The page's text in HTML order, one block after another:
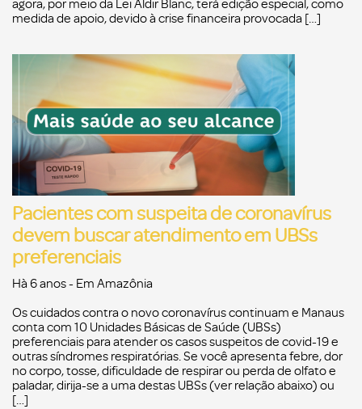
agora, por meio da Lei Aldir Blanc, terá edição especial, como
medida de apoio, devido à crise financeira provocada […]
Pacientes com suspeita de coronavírus
devem buscar atendimento em UBSs
preferenciais
Hà 6 anos- Em Amazônia
Os cuidados contra o novo coronavírus continuam e Manaus
conta com 10 Unidades Básicas de Saúde (UBSs)
preferenciais para atender os casos suspeitos de covid-19 e
outras síndromes respiratórias. Se você apresenta febre, dor
no corpo, tosse, dificuldade de respirar ou perda de olfato e
paladar, dirija-se a uma destas UBSs (ver relação abaixo) ou
[…]